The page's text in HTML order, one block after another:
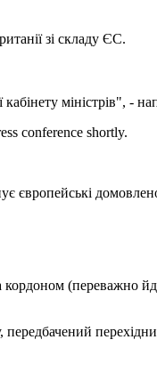
зі складу ЄС.
міністрів", -
conference shortly.
кордоном (переважно